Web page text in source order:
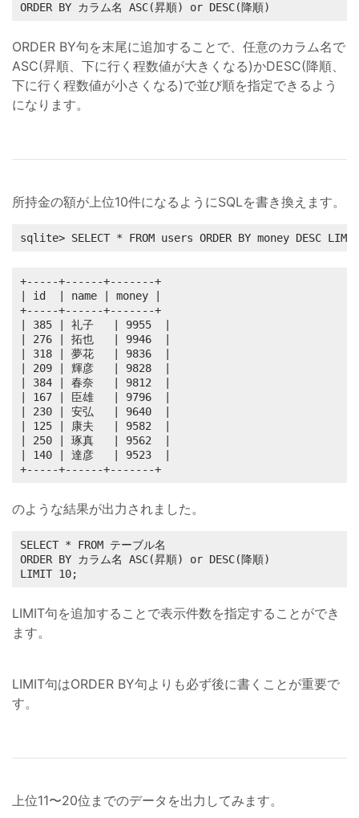
ORDER BY カラム名 ASC(昇順) or DESC(降順)
ORDER BY句を末尾に追加することで、任意のカラム名で
ASC(昇順、下に行く程数値が大きくなる)かDESC(降順、
下に行く程数値が小さくなる)で並び順を指定できるよう
になります。
所持金の額が上位10件になるようにSQLを書き換えます。
sqlite> SELECT * FROM users ORDER BY money DESC
+-----+------+-------+
| id  | name | money |
+-----+------+-------+
| 385 | 礼子   | 9955  |
| 276 | 拓也   | 9946  |
| 318 | 夢花   | 9836  |
| 209 | 輝彦   | 9828  |
| 384 | 春奈   | 9812  |
| 167 | 臣雄   | 9796  |
| 230 | 安弘   | 9640  |
| 125 | 康夫   | 9582  |
| 250 | 琢真   | 9562  |
| 140 | 達彦   | 9523  |
+-----+------+-------+
のような結果が出力されました。
SELECT * FROM テーブル名
ORDER BY カラム名 ASC(昇順) or DESC(降順)
LIMIT 10;
LIMIT句を追加することで表示件数を指定することができ
ます。
LIMIT句はORDER BY句よりも必ず後に書くことが重要で
す。
上位11〜20位までのデータを出力してみます。